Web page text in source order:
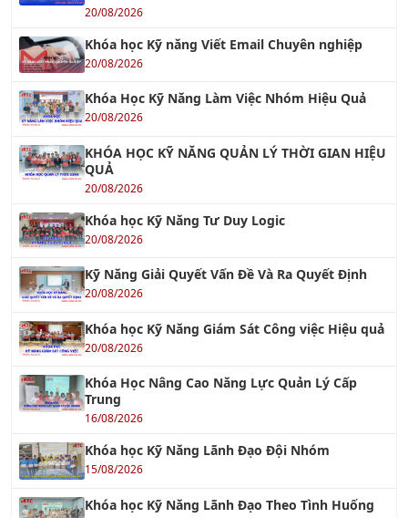
Khóa học Kỹ năng Viết Email Chuyên nghiệp
Khóa Học Kỹ Năng Làm Việc Nhóm Hiệu Quả
KHÓA HỌC KỸ NĂNG QUẢN LÝ THỜI GIAN HIỆU
20/08/2026
Khóa học Kỹ Năng Tư Duy Logic
Kỹ Năng Giải Quyết Vấn Đề Và Ra Quyết Định
Khóa học Kỹ Năng Giám Sát Công việc Hiệu quả
Khóa Học Nâng Cao Năng Lực Quản Lý Cấp
16/08/2026
Khóa học Kỹ Năng Lãnh Đạo Đội Nhóm
Khóa học Kỹ Năng Lãnh Đạo Theo Tình Huống